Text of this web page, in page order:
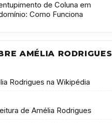
de Coluna em
Como Funciona
AMÉLIA RODRIGUES
Rodrigues na Wikipédia
de Amélia Rodrigues